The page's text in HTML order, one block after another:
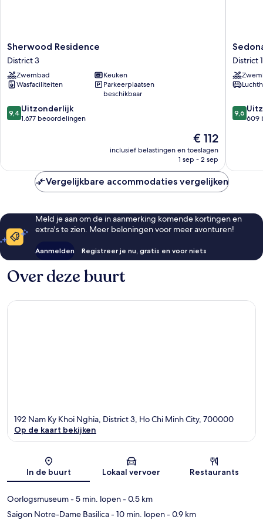
Sherwood
Residence
District
3
Sherwood Residence
District 3
Zwembad
Keuken
Wasfaciliteiten
Parkeerplaatsen
beschikbaar
9.4
van
9,4 Uitzonderlijk
1.677 beoordelingen
De
prijs
is
€ 112
inclusief belastingen en toeslagen
1 sep - 2 sep
Sedona
Suites
Ho
Chi
Minh
District
1
District 1
9.6
van
9,6
609
Vergelijkbare accommodaties vergelijken
Meld je aan om de in aanmerking komende kortingen en
extra's te zien. Meer beloningen voor meer avonturen!
Aanmelden Registreer je nu, gratis en voor niets
Over deze buurt
Kaart
192 Nam Ky Khoi Nghia, District 3, Ho Chi Minh City, 700000
Op de kaart bekijken
In de buurt Lokaal vervoer Restaurants
Oorlogsmuseum- 5 min. lopen- 0.5 km
Saigon Notre-Dame Basilica- 10 min. lopen- 0.9 km